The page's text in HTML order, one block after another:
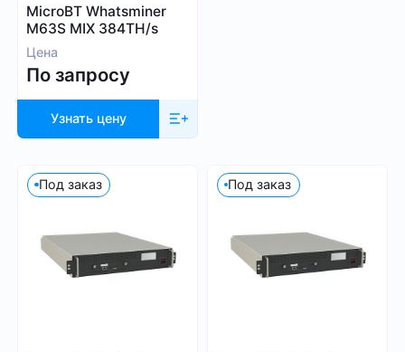
MicroBT Whatsminer
M63S MIX 384TH/s
Цена
По запросу
Узнать цену
Под заказ Под заказ